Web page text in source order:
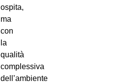
ospita,
ma
con
la
qualità
complessiva
dell’ambiente